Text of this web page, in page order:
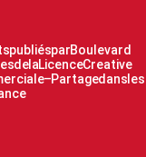
publiés par Boulevard
de la Licence Creative
– Partage dans les